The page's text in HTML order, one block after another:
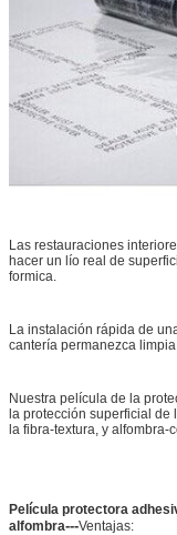
Las restauraciones
hacer un lío real de
formica.
La instalación rápida de
cantería permanezca
Nuestra película de la
la protección superficial de
la fibra-textura, y alfombra-
Película protectora
alfombra---Ventajas: